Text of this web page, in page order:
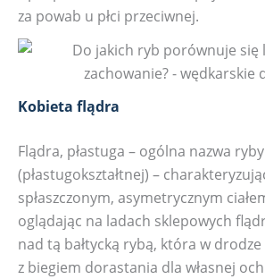
za powab u płci przeciwnej.
Kobieta flądra
Flądra, płastuga – ogólna nazwa
(płastugokształtnej) –
spłaszczonym, asymetrycznym
oglądając na ladach sklepowych
nad tą bałtycką rybą, która w
z biegiem dorastania dla własnej